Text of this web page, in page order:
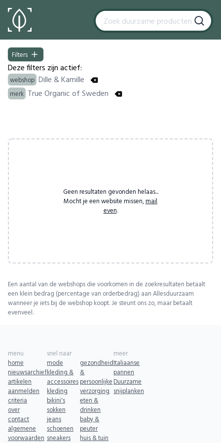
Filters
Filters
Deze filters zijn actief:
webshop Dille & Kamille
merk True Organic of Sweden
Geen resultaten gevonden helaas...
Mocht je een website missen, mail
even.
Een aantal van de webshops die voorkomen in de zoekresultaten betaalt
een klein bedrag (percentage van orderbedrag) aan Allesduurzaam
wanneer je iets bij de webshop koopt. Je steunt ons zo, maar betaalt
evenveel.
menu
home
nieuwsarchief
artikelen
aanmelden
criteria
over
contact
algemene
voorwaarden
snel naar
mode
kleding &
accessoires
kleding
bikini's
sokken
jeans
schoenen
sneakers
gezondheid
&
persoonlijke
verzorging
eten &
drinken
baby &
peuter
huis & tuin
meer
Italiaanse
pannen
Duurzame
snijplanken